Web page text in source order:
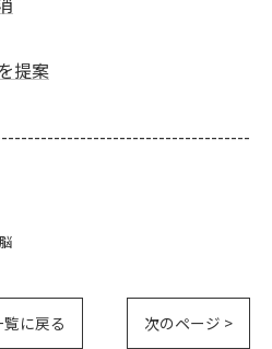
提案
覧に戻る 次のページ >